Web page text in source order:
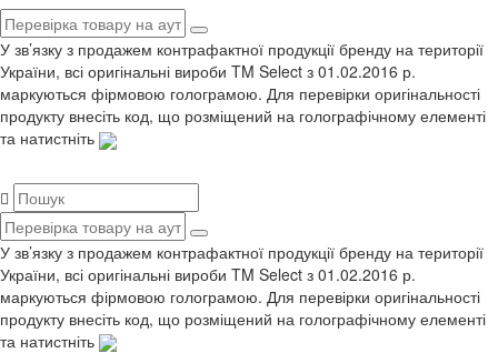
У зв’язку з продажем контрафактної продукції бренду на території
України, всі оригінальні вироби TM Select з 01.02.2016 р.
маркуються фірмовою голограмою. Для перевірки оригінальності
продукту внесіть код, що розміщений на голографічному елементі
та натистніть
У зв’язку з продажем контрафактної продукції бренду на території
України, всі оригінальні вироби TM Select з 01.02.2016 р.
маркуються фірмовою голограмою. Для перевірки оригінальності
продукту внесіть код, що розміщений на голографічному елементі
та натистніть